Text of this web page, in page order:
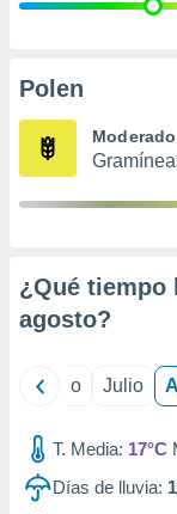
e
publicidad
Polen
Moderado
¿Qué tiempo
agosto?
Junio Julio
T. Media: 17°C
Días de lluvia: